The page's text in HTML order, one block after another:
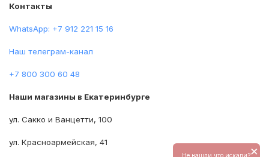
Контакты
WhatsApp: +7 912 221 15 16
Наш телеграм-канал
+7 800 300 60 48
Наши магазины в Екатеринбурге
ул. Сакко и Ванцетти, 100
ул. Красноармейская, 41
Не нашли что искали?×